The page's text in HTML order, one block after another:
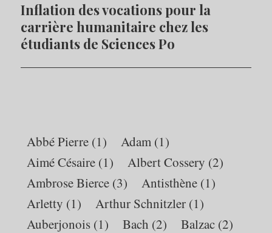
Article
Suivant:
Inflation des vocations pour la
carrière humanitaire chez les
étudiants de Sciences Po
Abbé Pierre (1) Adam (1)
Aimé Césaire (1) Albert Cossery (2)
Ambrose Bierce (3) Antisthène (1)
Arletty (1) Arthur Schnitzler (1)
Auberjonois (1) Bach (2) Balzac (2)